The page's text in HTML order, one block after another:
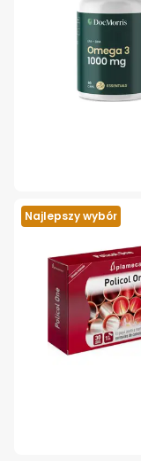
Najlepszy wybór